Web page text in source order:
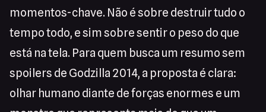
momentos-chave. Não é sobre destruir tudo o
tempo todo, e sim sobre sentir o peso do que
está na tela. Para quem busca um resumo sem
spoilers de Godzilla 2014, a proposta é clara:
olhar humano diante de forças enormes e um